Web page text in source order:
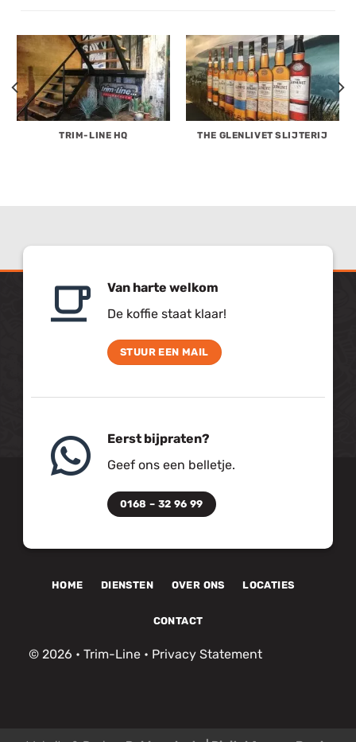
TRIM-LINE HQ THE GLENLIVET SLIJTERIJ
Van harte welkom
De koffie staat klaar!
STUUR EEN MAIL
Eerst bijpraten?
Geef ons een belletje.
0168 – 32 96 99
© 2026 •Trim-Line • Privacy Statement
HOME DIENSTEN OVER ONS LOCATIES
CONTACT